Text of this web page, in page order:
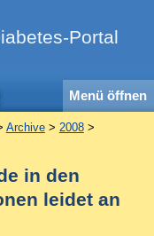
Portal
Menü öffnen
Archive> 2008>
in den
leidet an